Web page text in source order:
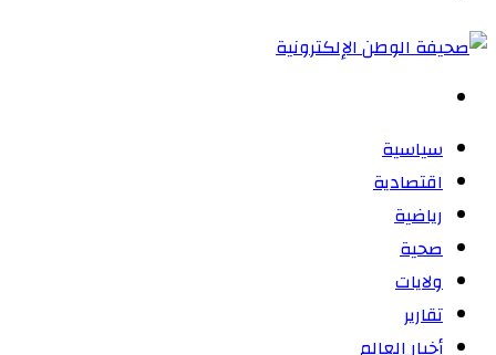
سياسية
اقتصادية
رياضية
صحية
ولايات
تقارير
أخبار العالم